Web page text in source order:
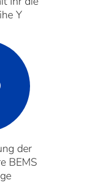
Y
der
BEMS